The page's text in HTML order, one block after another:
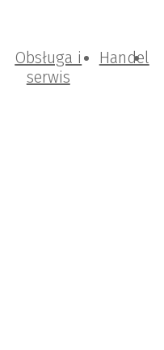
Obsługa i
serwis
Handel